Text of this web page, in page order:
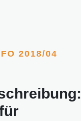
2018/04